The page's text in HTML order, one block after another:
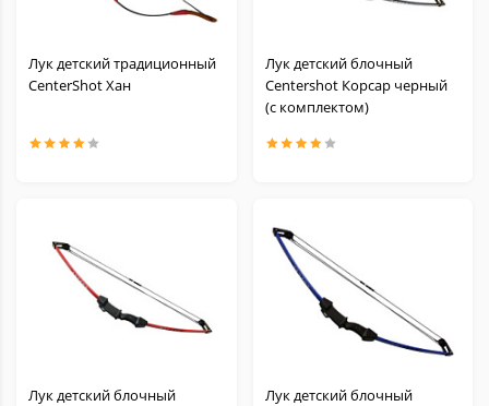
Лук детский традиционный
CenterShot Хан
Лук детский блочный
Centershot Корсар черный
(с комплектом)
Лук детский блочный
Лук детский блочный